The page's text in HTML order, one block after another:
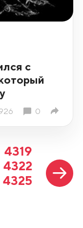
с
0
4319
4322
4325